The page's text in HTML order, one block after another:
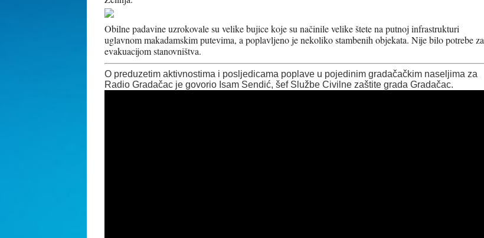
Obilne padavine uzrokovale su velike bujice koje su načinile velike štete na putnoj infrastrukturi
uglavnom makadamskim putevima, a poplavljeno je nekoliko stambenih objekata. Nije bilo potrebe za
evakuacijom stanovništva.
O preduzetim aktivnostima i posljedicama poplave u pojedinim gradačačkim naseljima za
Radio Gradačac je govorio Isam Sendić, šef Službe Civilne zaštite grada Gradačac.